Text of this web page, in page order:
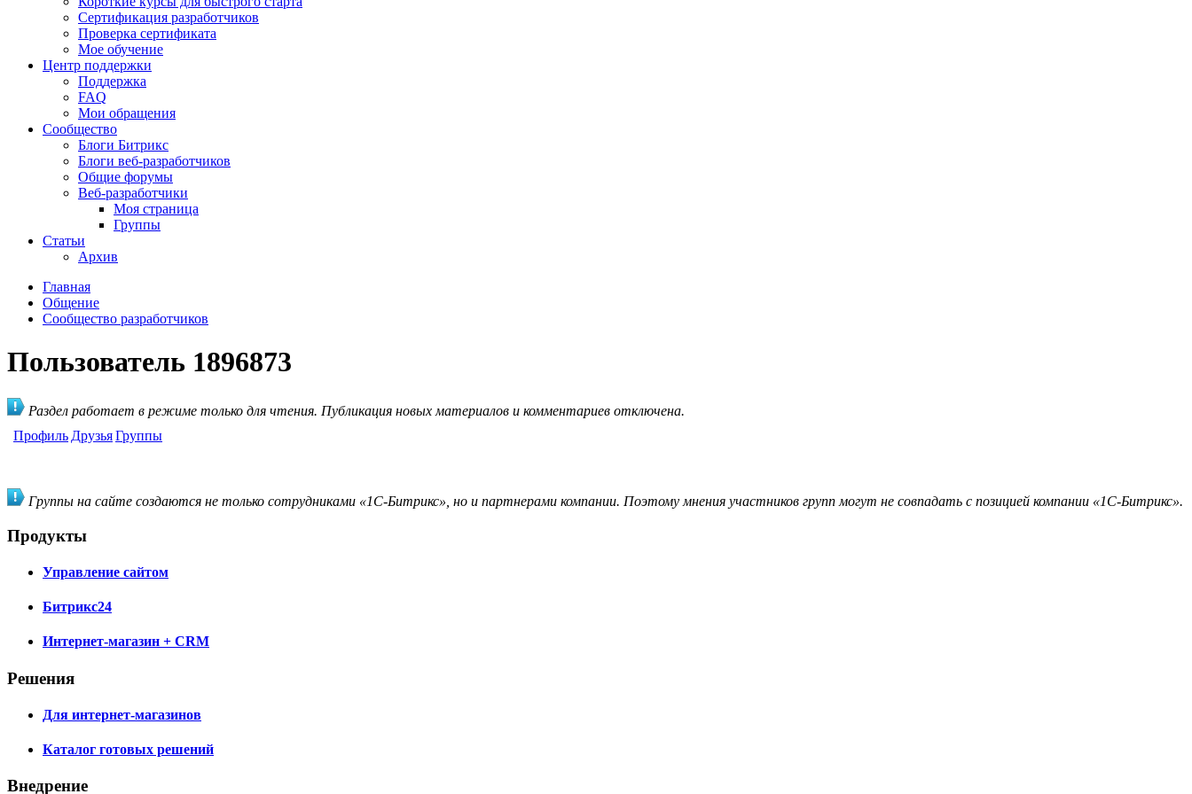
Сертификация разработчиков
Проверка сертификата
Мое обучение
Центр поддержки
Поддержка
FAQ
Мои обращения
Сообщество
Блоги Битрикс
Блоги веб-разработчиков
Общие форумы
Веб-разработчики
Моя страница
Группы
Статьи
Архив
Главная
Общение
Сообщество разработчиков
Пользователь 1896873
Раздел работает в режиме только для чтения. Публикация новых материалов и комментариев отключена.
Профиль ДрузьяГруппы
Группы на сайте создаются не только сотрудниками «1С-Битрикс», но и партнерами компании. Поэтому мнения участников групп могут не совпадать с позицией компании «1С-Битрикс».
Продукты
Управление сайтом
Битрикс24
Интернет-магазин + CRM
Решения
Для интернет-магазинов
Каталог готовых решений
Внедрение